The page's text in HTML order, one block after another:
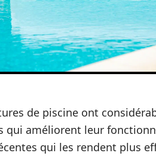
de piscine ont
qui améliorent leur
qui les rendent plus